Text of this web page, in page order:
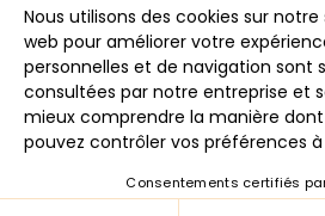
Votre adresse email
J'accepte de recevoir la newsletter
de la politique de confidentialité.
Je
© 2026 -
Conditions générales
Mentions
Politique de
Contact